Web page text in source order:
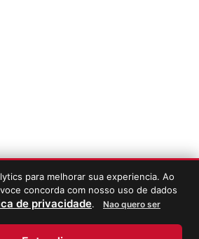
para melhorar sua experiencia. Ao
concorda com nosso uso de dados
de privacidade.
Nao quero ser